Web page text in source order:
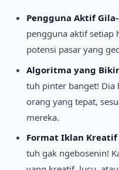
Pengguna Aktif
pengguna aktif setiap
potensi pasar yang
Algoritma yang
tuh pinter banget! Dia
orang yang tepat,
mereka.
Format Iklan
tuh gak ngebosenin!